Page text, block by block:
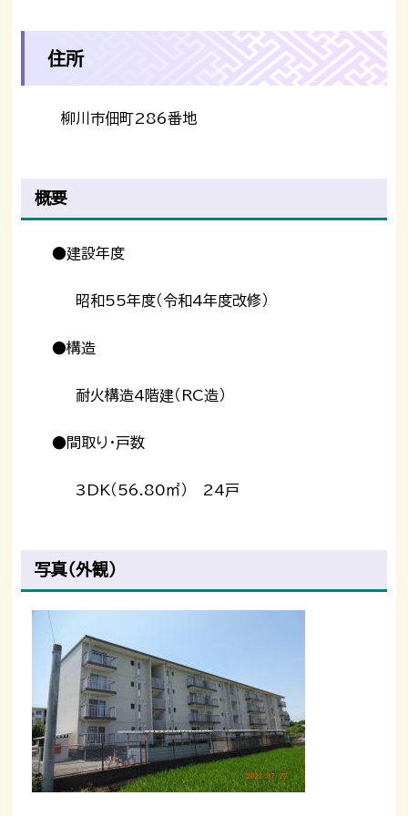
住所
柳川市佃町286番地
概要
●建設年度
昭和55年度（令和4年度改修）
●構造
耐火構造4階建（RC造）
●間取り・戸数
3DK（56.80㎡） 24戸
写真（外観）